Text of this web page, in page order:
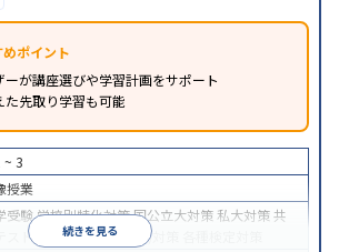
ポイント
ーが講座選びや学習計画をサポート
た先取り学習も可能
続きを見る
~ 3
授業
受験学校別特化対策国公立大対策 私大対策共
スト対策
英検(英語検定)対策